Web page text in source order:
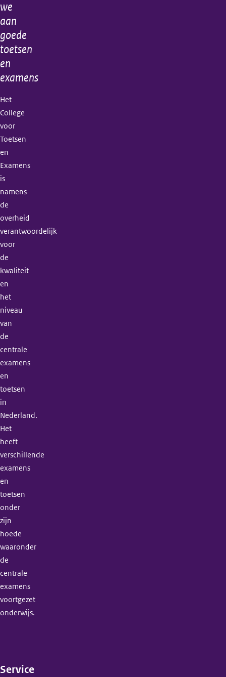
we
aan
goede
toetsen
en
examens
Het
College
voor
Toetsen
en
Examens
is
namens
de
overheid
verantwoordelijk
voor
de
kwaliteit
en
het
niveau
van
de
centrale
examens
en
toetsen
in
Nederland.
Het
heeft
verschillende
examens
en
toetsen
onder
zijn
hoede
waaronder
de
centrale
examens
voortgezet
onderwijs.
Service